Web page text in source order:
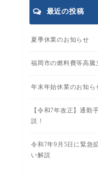
最近の投稿
夏季休業のお知らせ
福岡市の燃料費等高騰
年末年始休業のお知ら
【令和7年改正】通勤
説！
令和7年9月5日に緊急
い解説